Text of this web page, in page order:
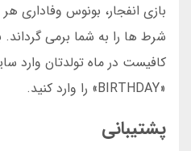
شرط ها را به شما برمی گرداند.
کافیست در ماه تولدتان
«BIRTHDAY» را وارد کنید.
پشتیبانی